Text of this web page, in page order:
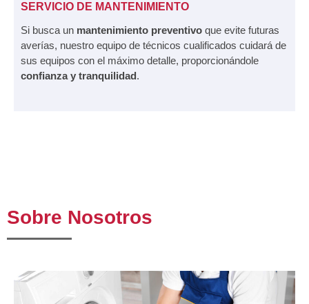
SERVICIO DE MANTENIMIENTO
Si busca un mantenimiento preventivo que evite futuras
averías, nuestro equipo de técnicos cualificados cuidará de
sus equipos con el máximo detalle, proporcionándole
confianza y tranquilidad.
Sobre Nosotros